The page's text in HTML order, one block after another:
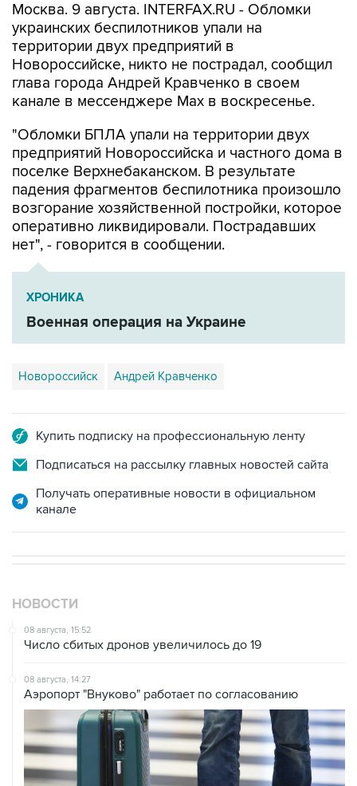
Москва. 9 августа. INTERFAX.RU - Обломки
украинских беспилотников упали на
территории двух предприятий в
Новороссийске, никто не пострадал, сообщил
глава города Андрей Кравченко в своем
канале в мессенджере Max в воскресенье.
"Обломки БПЛА упали на территории двух
предприятий Новороссийска и частного дома в
поселке Верхнебаканском. В результате
падения фрагментов беспилотника произошло
возгорание хозяйственной постройки, которое
оперативно ликвидировали. Пострадавших
нет", - говорится в сообщении.
ХРОНИКА
Военная операция на Украине
Новороссийск Андрей Кравченко
Купить подписку на профессиональную ленту
Подписаться на рассылку главных новостей сайта
Получать оперативные новости в официальном
канале
НОВОСТИ
08 августа, 15:52
Число сбитых дронов увеличилось до 19
08 августа, 14:27
Аэропорт "Внуково" работает по согласованию